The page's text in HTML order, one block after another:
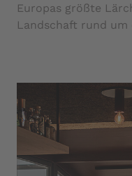
Europas größte
Landschaft rund um